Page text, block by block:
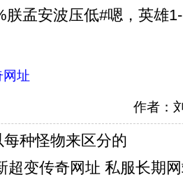
朕孟安波压低#嗯，英雄
网址
作者：
种怪物来区分的
超变传奇网址 私服长期